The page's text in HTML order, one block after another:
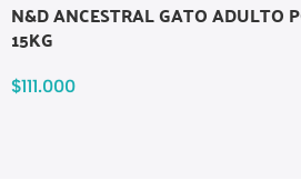
N&D ANCESTRAL GATO ADULTO
15KG
$111.000